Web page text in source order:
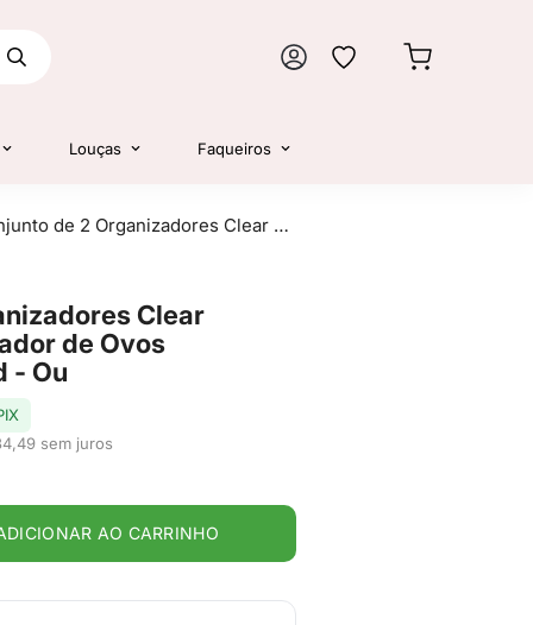
Louças Faqueiros
Conjunto de 2 Organizadores Clear Fresh 5L e Organizador de Ovos Clear Fresh 36 unid - Ou
Clear
de Ovos
- Ou
sem juros
AO CARRINHO